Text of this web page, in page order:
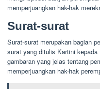
memperjuangkan hak-hak
Surat-surat
Surat-surat merupakan bagian
surat yang ditulis Kartini
gambaran yang jelas tentang
memperjuangkan hak-hak